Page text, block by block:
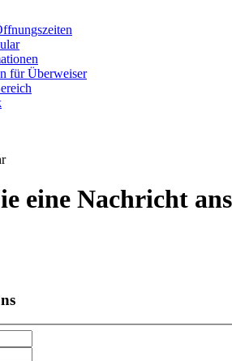
für Überweiser
eine Nachricht